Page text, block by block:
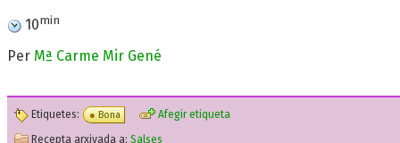
10min
Per Mª Carme Mir Gené
Etiquetes: Bona
Afegir etiqueta
Recepta arxivada a: Salses